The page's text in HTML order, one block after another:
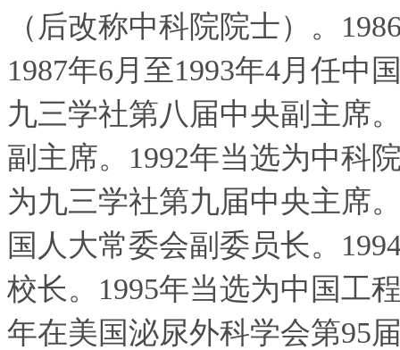
（后改称中科院院士）。
1987年6月至1993年4月任中
九三学社第八届中央副主席
副主席。1992年当选为中科
为九三学社第九届中央主席
国人大常委会副委员长。
校长。1995年当选为中国工
年在美国泌尿外科学会第95